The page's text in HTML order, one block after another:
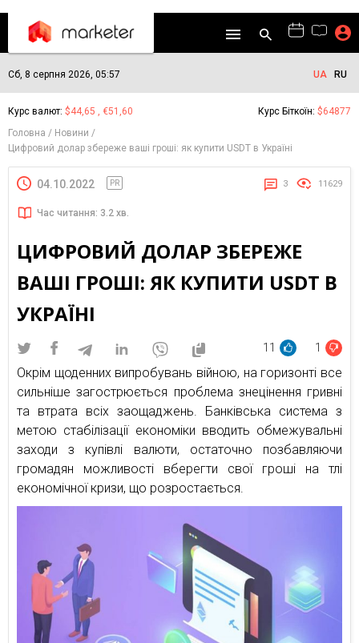
Сб, 8 серпня 2026, 05:57 UA RU
Курс валют: $44,65 , €51,60 Курс Біткоїн: $64877
Головна
Новини
Цифровий долар збереже ваші гроші: як купити USDT в Україні
04.10.2022 PR 3 11629
Час читання: 3.2 хв.
ЦИФРОВИЙ ДОЛАР ЗБЕРЕЖЕ
ВАШІ ГРОШІ: ЯК КУПИТИ USDT В
УКРАЇНІ
11 1
Окрім щоденних випробувань війною, на горизонті все
сильніше загострюється проблема знецінення гривні
та втрата всіх заощаджень. Банківська система з
метою стабілізації економіки вводить обмежувальні
заходи з купівлі валюти, остаточно позбавляючи
громадян можливості вберегти свої гроші на тлі
економічної кризи, що розростається.